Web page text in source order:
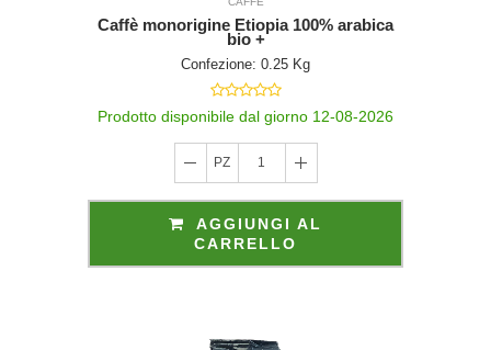
Caffè monorigine Etiopia 100% arabica
bio +
Confezione: 0.25 Kg
Prodotto disponibile dal giorno 12-08-2026
PZ 1
AGGIUNGI AL
CARRELLO